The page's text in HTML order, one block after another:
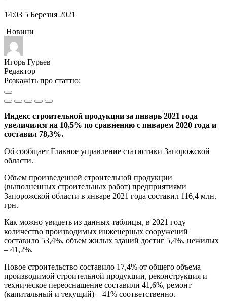
14:03 5 Березня 2021
Новини
Игорь Гурьев
Редактор
Розкажіть про статтю:
Индекс строительной продукции за январь 2021 года
увеличился на 10,5% по сравнению с январем 2020 года и
составил 78,3%.
Об сообщает Главное управление статистики Запорожской
области.
Объем произведенной строительной продукции
(выполненных строительных работ) предприятиями
Запорожской области в январе 2021 года составил 116,4 млн.
грн.
Как можно увидеть из данных таблицы, в 2021 году
количество производимых инженерных сооружений
составило 53,4%, объем жилых зданий достиг 5,4%, нежилых
– 41,2%.
Новое строительство составило 17,4% от общего объема
производимой строительной продукции, реконструкция и
техническое переоснащение составили 41,6%, ремонт
(капитальный и текущий) – 41% соответственно.